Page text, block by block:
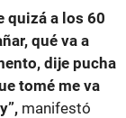
quizá a los 60
qué va a
dije pucha
tomé me va
manifestó